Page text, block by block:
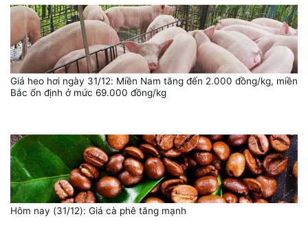
Giá heo hơi ngày 31/12: Miền Nam tăng đến 2.000 đồng/kg, miền
Bắc ổn định ở mức 69.000 đồng/kg
Hôm nay (31/12): Giá cà phê tăng mạnh